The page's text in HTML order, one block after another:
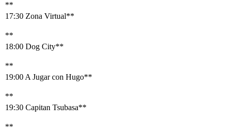
**
17:30 Zona Virtual**
**
18:00 Dog City**
**
19:00 A Jugar con Hugo**
**
19:30 Capitan Tsubasa**
**